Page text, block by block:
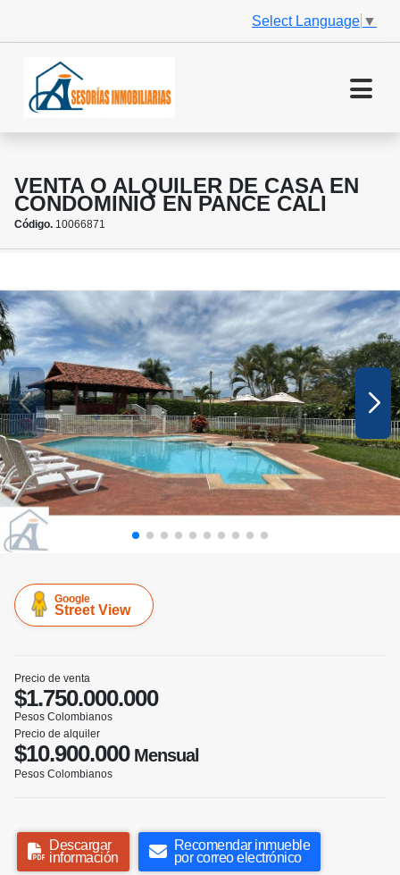
Select Language ▼
VENTA O ALQUILER DE CASA EN
CONDOMINIO EN PANCE CALI
Código. 10066871
Google
Street View
Precio de venta
$1.750.000.000
Pesos Colombianos
Precio de alquiler
$10.900.000Mensual
Pesos Colombianos
Descargar
información
Recomendar inmueble
por correo electrónico